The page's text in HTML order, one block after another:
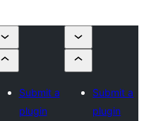
Submit a
plugin
Submit a
plugin